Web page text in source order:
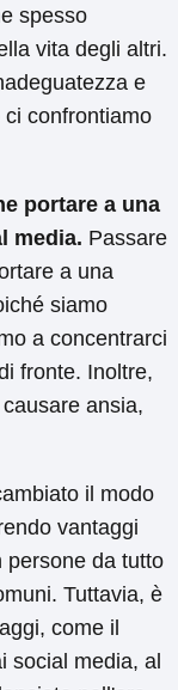
spesso
vita degli altri.
e
confrontiamo
portare a una
media. Passare
a una
siamo
a concentrarci
fronte. Inoltre,
ansia,
il modo
vantaggi
persone da tutto
Tuttavia, è
come il
social media, al